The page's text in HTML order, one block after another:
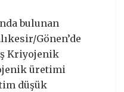
bulunan
Gönen’de
Kriyojenik
üretimi
düşük